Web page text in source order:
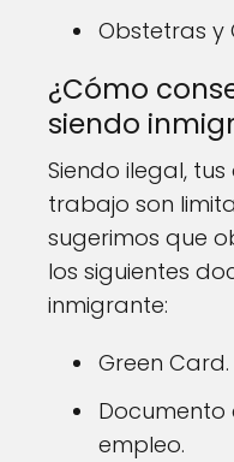
Obstetras y
¿Cómo
siendo
Siendo ilegal,
trabajo son
sugerimos que
los siguientes
inmigrante:
Green Card.
Documento
empleo.